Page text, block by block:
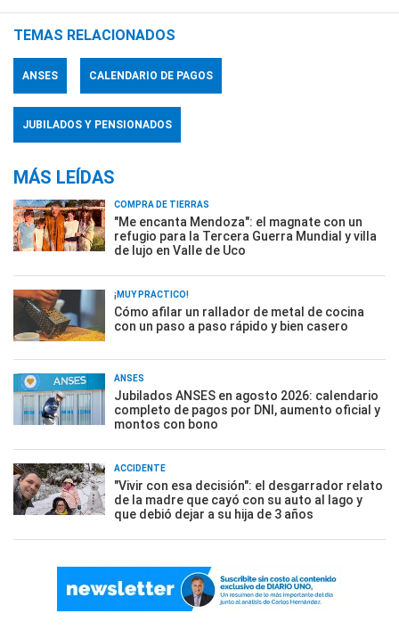
TEMAS RELACIONADOS
ANSES CALENDARIO DE PAGOS
JUBILADOS Y PENSIONADOS
MÁS LEÍDAS
COMPRA DE TIERRAS
"Me encanta Mendoza": el magnate con un
refugio para la Tercera Guerra Mundial y villa
de lujo en Valle de Uco
¡MUY PRÁCTICO!
Cómo afilar un rallador de metal de cocina
con un paso a paso rápido y bien casero
ANSES
Jubilados ANSES en agosto 2026: calendario
completo de pagos por DNI, aumento oficial y
montos con bono
ACCIDENTE
"Vivir con esa decisión": el desgarrador relato
de la madre que cayó con su auto al lago y
que debió dejar a su hija de 3 años